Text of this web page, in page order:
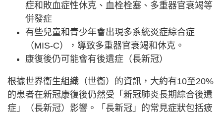
症和敗血症性休克、血栓栓塞、多重器官衰竭等
併發症
有些兒童和青少年會出現多系統炎症綜合症
（MIS-C），導致多重器官衰竭和休克。
康復後仍可能會有後遺症（長新冠）
根據世界衞生組織（世衞）的資訊，大約有10至20%
的患者在新冠康復後仍然受「新冠肺炎長期綜合後遺
症」（長新冠）影響。「長新冠」的常見症狀包括疲